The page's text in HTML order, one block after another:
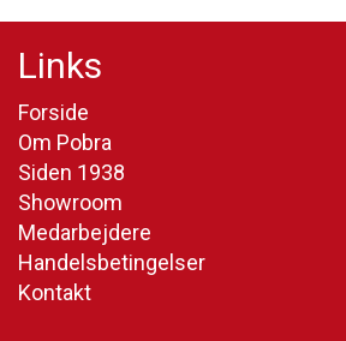
Links
Forside
Om Pobra
Siden 1938
Showroom
Medarbejdere
Handelsbetingelser
Kontakt